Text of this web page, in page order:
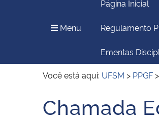
Ministério do Meio Ambiente
Secretaria de Governo
Menu Menu Principal do
Página Inicial
Regulamento
Ementas
Você está aqui: UFSM > PPGF >
Início do conteúdo
Chamada